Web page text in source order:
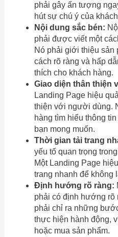
phải gây ấn tượng
hút sự chú ý của
Nội dung sắc bén:
phải được viết một
Nó phải giới thiệu sản
cách rõ ràng và hấp
thích cho khách hàng.
Giao diện thân thiện
Landing Page hiệu
thiện với người dùng.
hàng tìm hiểu thông
bạn mong muốn.
Thời gian tải trang
yếu tố quan trọng
Một Landing Page
trang nhanh để không
Định hướng rõ ràng:
phải có định hướng rõ
phải chỉ ra những
thực hiện hành động,
hoặc mua sản phẩm.